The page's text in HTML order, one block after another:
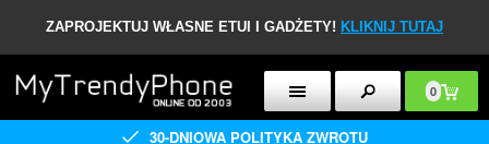
ZAPROJEKTUJ WŁASNE ETUI I GADŻETY! KLIKNIJ TUTAJ
0
30-DNIOWA POLITYKA ZWROTU